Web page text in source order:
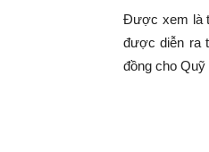
Được xem là
được diễn ra
đồng cho Quỹ